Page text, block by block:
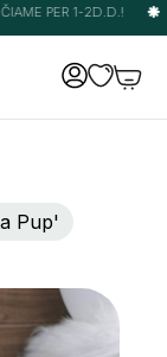
PER 1-2D.D.!
Pup'